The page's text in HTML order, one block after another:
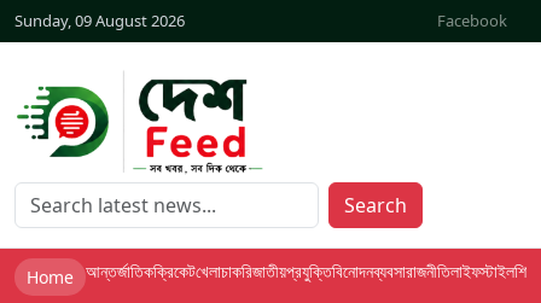
Sunday, 09 August 2026 Facebook
Search
Home আন্তর্জাতিকক্রিকেটখেলাচাকরিজাতীয়প্রযুক্তিবিনোদনব্যবসারাজনীতিলাইফস্টাইলশিক্ষা